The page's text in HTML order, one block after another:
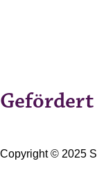
Copyright © 2025